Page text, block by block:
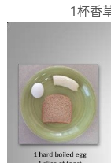
1杯香